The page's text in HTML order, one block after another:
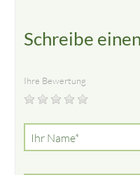
Schreibe
Ihre Bewertung
Pflichtfeld
Ihr Name*